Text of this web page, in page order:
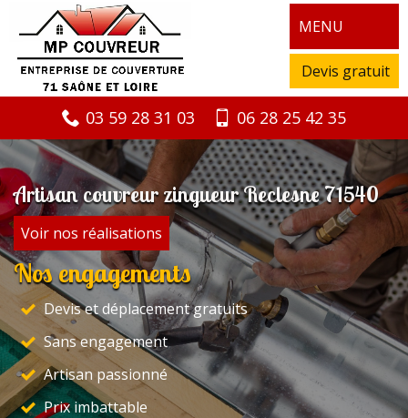
MENU
Devis gratuit
03 59 28 31 03 06 28 25 42 35
Artisan couvreur zingueur Reclesne 71540
Voir nos réalisations
Nos engagements
Devis et déplacement gratuits
Sans engagement
Artisan passionné
Prix imbattable